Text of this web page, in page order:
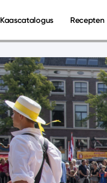
Kaascatalogus Recepten